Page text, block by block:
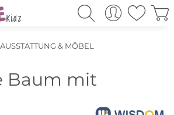
AUSSTATTUNG & MÖBEL
Baum mit